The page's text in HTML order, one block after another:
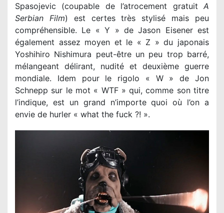
Spasojevic (coupable de l’atrocement gratuit A
Serbian Film) est certes très stylisé mais peu
compréhensible. Le « Y » de Jason Eisener est
également assez moyen et le « Z » du japonais
Yoshihiro Nishimura peut-être un peu trop barré,
mélangeant délirant, nudité et deuxième guerre
mondiale. Idem pour le rigolo « W » de Jon
Schnepp sur le mot « WTF » qui, comme son titre
l’indique, est un grand n’importe quoi où l’on a
envie de hurler « what the fuck ?! ».